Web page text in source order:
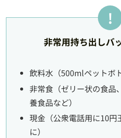
非常用持ち出しバ
飲料水（500mlペットボ
非常食（ゼリー状の食品
養食品など）
現金（公衆電話用に10円
に）